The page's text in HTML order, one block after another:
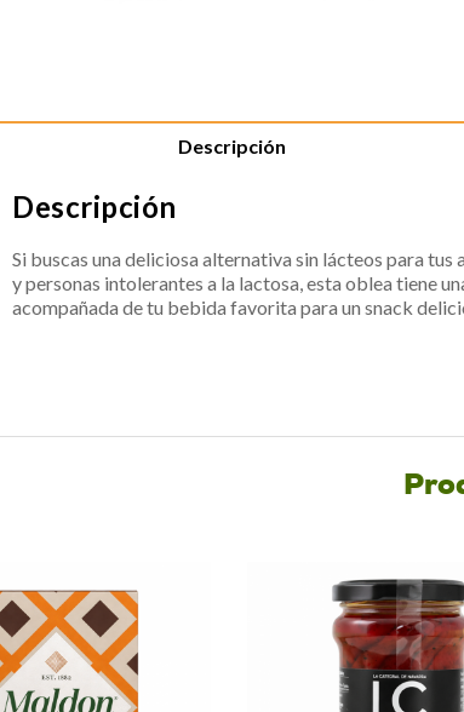
Descripción
Descripción
Si buscas una deliciosa alternativa sin lácteos para
y personas intolerantes a la lactosa, esta oblea tiene
acompañada de tu bebida favorita para un snack